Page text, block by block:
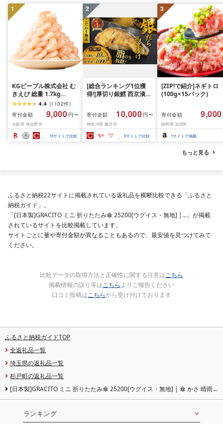
1
KGピープル株式会社 む
きえび 総量 1.7kg
(850g×2P) 特大 5Lサイ
ズ バナメイエビ バラ凍
結 下処理不要 サイズ不
揃い 訳あり
4.4 (1102件)
寄付金額
9,000 円〜
大阪府 泉佐野市
15サイトで比較
2
[総合ランキング1位獲
得!]厚切り銀鱈 西京漬け
約 1,000g (約 100g × 10
切) 西京味噌 西京みそ 味
噌漬け みそ 味噌 鮮魚 魚
介 銀だら 銀ダラ ギンダ
ラ ぎんだら 鱈 タラ 魚
礼品 おかず おつまみ お
南 藤沢
寄付金額 10,000 円〜
神奈川県 藤沢市
5サイトで比較
3
[ZIP!で紹介]ネギトロ
(100g×15パック)
寄付金額 9,000
静岡県 吉田町
1サイトで掲載
もっと見る
ふるさと納税22サイトに掲載されている返礼品を横断比較できる「ふるさと
納税ガイド」。
「[日本製]GRACITO ミニ 折りたたみ傘 25200[ウグイス・無地] |…」が掲載
されているサイトを比較掲載しています。
サイトごとに量や寄付金額が異なることもあるので、最安値を見つけてみて
ください。
比較データの取得方法と正確性に関する注意はこちら
掲載情報の誤り等はこちらよりご報告ください
口コミ投稿はこちらから受け付けております
ふるさと納税ガイドTOP
全返礼品一覧
埼玉県の返礼品一覧
杉戸町の返礼品一覧
[日本製]GRACITO ミニ 折りたたみ傘 25200[ウグイス・無地] | 傘 かさ 晴雨
ランキング